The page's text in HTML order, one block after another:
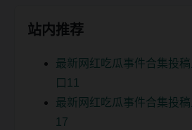
站内推荐
最新网红吃瓜事件合集投
口11
最新网红吃瓜事件合集投
17